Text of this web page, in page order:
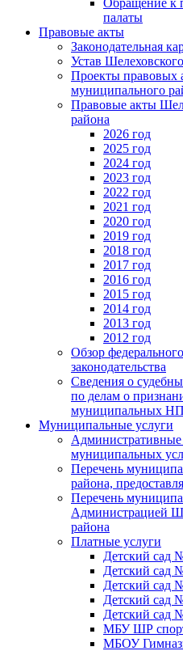
палаты
Правовые акты
Законодательная
Устав
Проекты правовых
муниципального
Правовые акты
района
2026 год
2025 год
2024 год
2023 год
2022 год
2021 год
2020 год
2019 год
2018 год
2017 год
2016 год
2015 год
2014 год
2013 год
2012 год
Обзор
законодательства
Сведения о
по делам о
муниципальных
Муниципальные услуги
Административные
муниципальных
Перечень
района,
Перечень
Администрацией
района
Платные услуги
Детский сад
Детский сад
Детский сад
Детский сад
Детский сад
МБУ ШР
МБОУ